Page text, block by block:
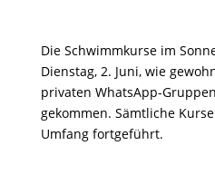
Die Schwimmkurse im
Dienstag, 2. Juni, wie
privaten WhatsApp-
gekommen. Sämtliche
Umfang fortgeführt.